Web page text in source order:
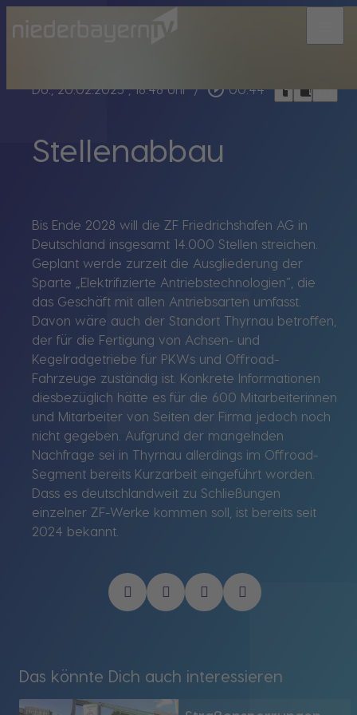
Do., 20.02.2025, 18:48 Uhr / play_circle_outline 00:44 headphoneschrome_reader_modebookmark_border
Stellenabbau
Bis Ende 2028 will die ZF Friedrichshafen AG in
Deutschland insgesamt 14.000 Stellen streichen.
Geplant werde zurzeit die Ausgliederung der
Sparte „Elektrifizierte Antriebstechnologien“, die
das Geschäft mit allen Antriebsarten umfasst.
Davon wäre auch der Standort Thyrnau betroffen,
der für die Fertigung von Achsen- und
Kegelradgetriebe für PKWs und Offroad-
Fahrzeuge zuständig ist. Konkrete Informationen
diesbezüglich hätte es für die 600 Mitarbeiterinnen
und Mitarbeiter von Seiten der Firma jedoch noch
nicht gegeben. Aufgrund der mangelnden
Nachfrage sei in Thyrnau allerdings im Offroad-
Segment bereits Kurzarbeit eingeführt worden.
Dass es deutschlandweit zu Schließungen
einzelner ZF-Werke kommen soll, ist bereits seit
2024 bekannt.
Das könnte Dich auch interessieren